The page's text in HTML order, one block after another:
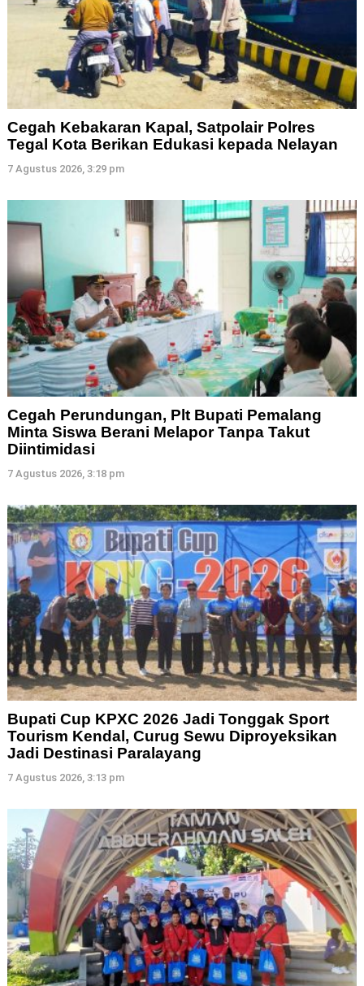
Cegah Kebakaran Kapal, Satpolair Polres
Tegal Kota Berikan Edukasi kepada Nelayan
7 Agustus 2026, 3:29 pm
Cegah Perundungan, Plt Bupati Pemalang
Minta Siswa Berani Melapor Tanpa Takut
Diintimidasi
7 Agustus 2026, 3:18 pm
Bupati Cup KPXC 2026 Jadi Tonggak Sport
Tourism Kendal, Curug Sewu Diproyeksikan
Jadi Destinasi Paralayang
7 Agustus 2026, 3:13 pm